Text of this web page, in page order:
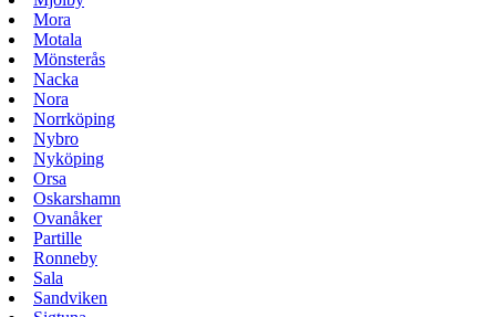
Mora
Motala
Mönsterås
Nacka
Nora
Norrköping
Nybro
Nyköping
Orsa
Oskarshamn
Ovanåker
Partille
Ronneby
Sala
Sandviken